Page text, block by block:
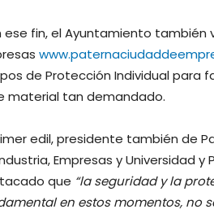
ese fin, el Ayuntamiento también
de Protección Individual
material tan demandado.
edil, presidente también de
Empresas y Universidad
que “la seguridad y la
en estos momentos, no